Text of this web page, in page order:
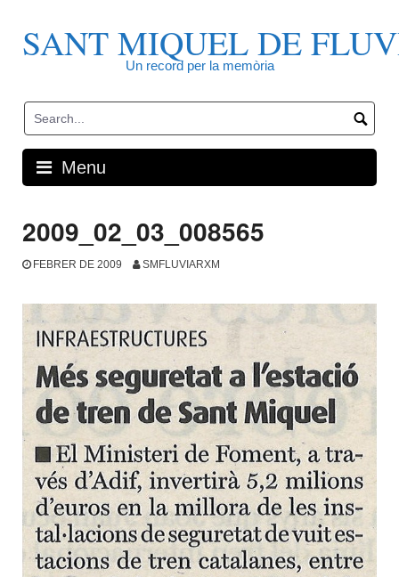
contentSANT MIQUEL DE
Un record per la memòria
Menu
2009_02_03_008565
FEBRER DE 2009 SMFLUVIARXM